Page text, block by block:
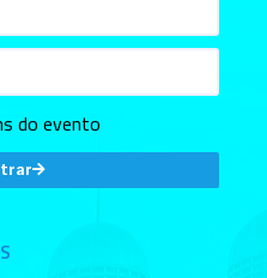
do evento